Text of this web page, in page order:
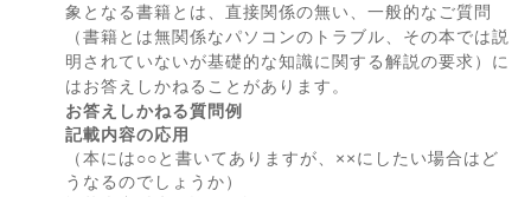
象となる書籍とは、直接関係の無い、一般的なご質問
（書籍とは無関係なパソコンのトラブル、その本では説
明されていないが基礎的な知識に関する解説の要求）に
はお答えしかねることがあります。
お答えしかねる質問例
記載内容の応用
（本には○○と書いてありますが、××にしたい場合はど
うなるのでしょうか）